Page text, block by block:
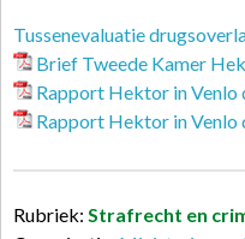
Tussenevaluatie
Brief Tweede Kamer
Rapport Hektor in Venlo
Rapport Hektor in Venlo
Rubriek: Strafrecht en